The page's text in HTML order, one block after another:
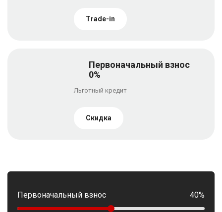
Trade-in
Первоначальный взнос
0%
Льготный кредит
Скидка
Первоначальный взнос 40%